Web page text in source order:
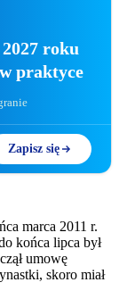
roku
praktyce
Zapisz się
marca 2011 r.
końca lipca był
umowę
skoro miał